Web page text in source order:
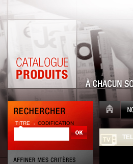
TITRE CODIFICATION